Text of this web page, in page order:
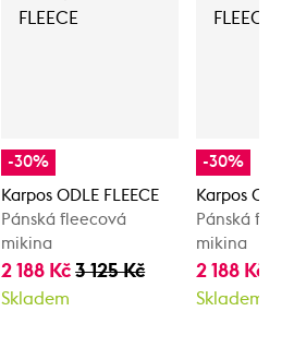
-30%
Karpos ODLE FLEECE
Pánská fleecová
mikina
2 188 Kč3 125 Kč
Skladem
-30%
Karpos
Pánská
mikina
2 188 Kč
Skladem